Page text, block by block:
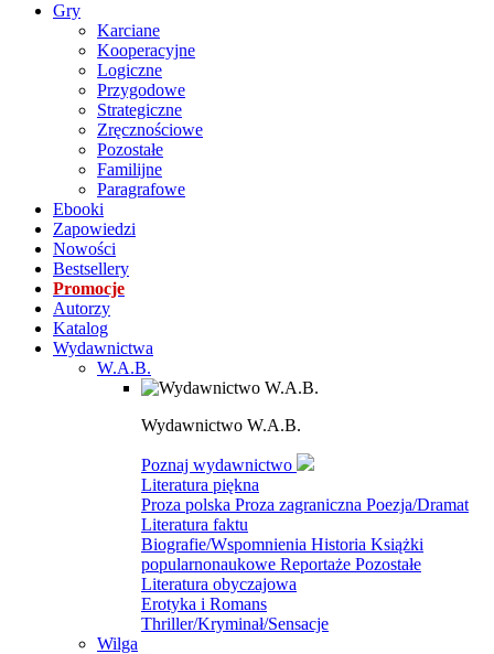
Gry
Karciane
Kooperacyjne
Logiczne
Przygodowe
Strategiczne
Zręcznościowe
Pozostałe
Familijne
Paragrafowe
Ebooki
Zapowiedzi
Nowości
Bestsellery
Promocje
Autorzy
Katalog
Wydawnictwa
W.A.B.
Wydawnictwo W.A.B.
Poznaj wydawnictwo
Literatura piękna
Proza polska Proza zagraniczna Poezja/Dramat
Literatura faktu
Biografie/Wspomnienia Historia Książki
popularnonaukowe Reportaże Pozostałe
Literatura obyczajowa
Erotyka i Romans
Thriller/Kryminał/Sensacje
Wilga